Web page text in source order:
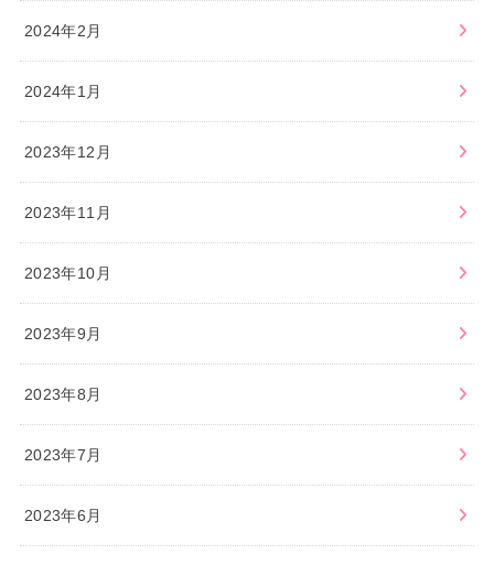
2024年2月
2024年1月
2023年12月
2023年11月
2023年10月
2023年9月
2023年8月
2023年7月
2023年6月